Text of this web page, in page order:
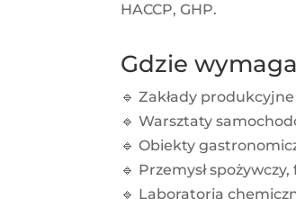
HACCP, GHP.
Gdzie
🔹 Zakłady
🔹 Warsztaty
🔹 Obiekty
🔹 Przemysł
🔹 Laboratoria